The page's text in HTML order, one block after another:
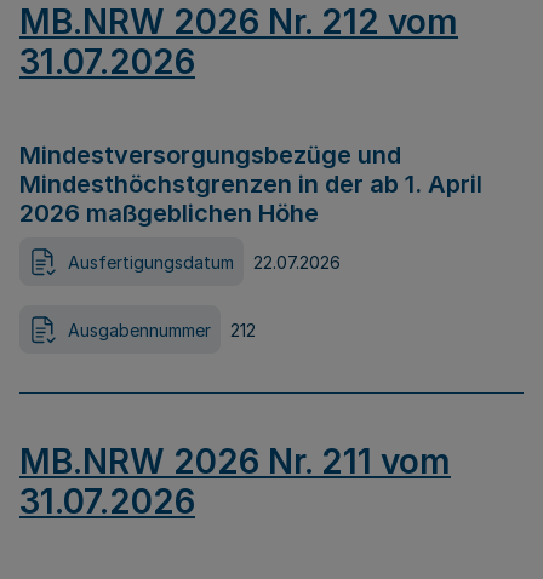
MB.NRW 2026 Nr. 212 vom
31.07.2026
Mindestversorgungsbezüge und
Mindesthöchstgrenzen in der ab 1. April
2026 maßgeblichen Höhe
Ausfertigungsdatum 22.07.2026
Ausgabennummer 212
MB.NRW 2026 Nr. 211 vom
31.07.2026